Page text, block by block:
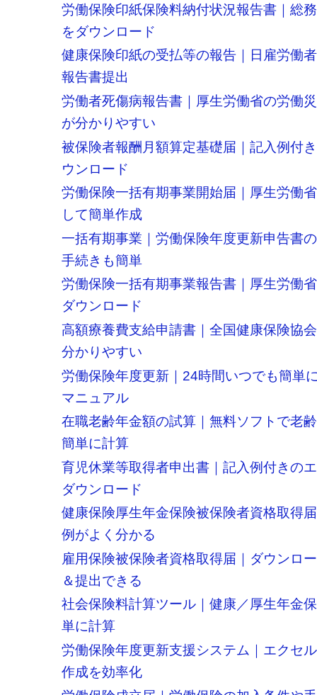
労働保険印紙保険料納付状況報告書｜総
をダウンロード
健康保険印紙の受払等の報告｜日雇労働
報告書提出
労働者死傷病報告書｜厚生労働省の労働
が分かりやすい
被保険者報酬月額算定基礎届｜記入例付
ウンロード
労働保険一括有期事業開始届｜厚生労働
して簡単作成
一括有期事業｜労働保険年度更新申告書
手続きも簡単
労働保険一括有期事業報告書｜厚生労働
ダウンロード
高額療養費支給申請書｜全国健康保険協
分かりやすい
労働保険年度更新｜24時間いつでも簡単
マニュアル
在職老齢年金額の試算｜無料ソフトで老
簡単に計算
育児休業等取得者申出書｜記入例付きの
ダウンロード
健康保険厚生年金保険被保険者資格取得
例がよく分かる
雇用保険被保険者資格取得届｜ダウンロ
＆提出できる
社会保険料計算ツール｜健康／厚生年金
単に計算
労働保険年度更新支援システム｜エクセ
作成を効率化